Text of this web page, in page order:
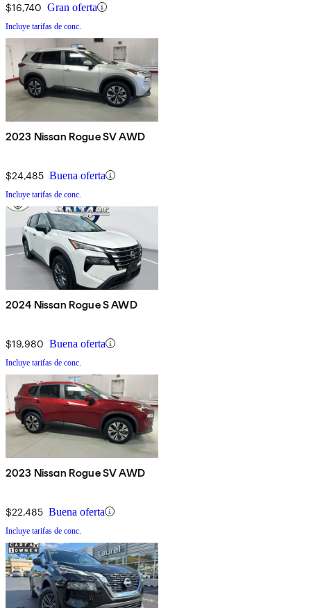
$16,740 Gran oferta
Incluye tarifas de conc.
2023 Nissan Rogue SV AWD
$24,485 Buena oferta
Incluye tarifas de conc.
2024 Nissan Rogue S AWD
$19,980 Buena oferta
Incluye tarifas de conc.
2023 Nissan Rogue SV AWD
$22,485 Buena oferta
Incluye tarifas de conc.